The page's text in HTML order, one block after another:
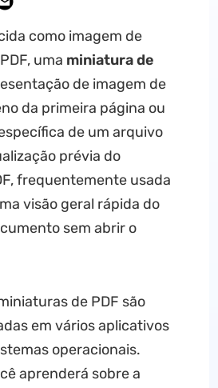
como imagem de
uma miniatura de
de imagem de
da primeira página ou
de um arquivo
prévia do
frequentemente usada
visão geral rápida do
sem abrir o
de PDF são
em vários aplicativos
operacionais.
aprenderá sobre a